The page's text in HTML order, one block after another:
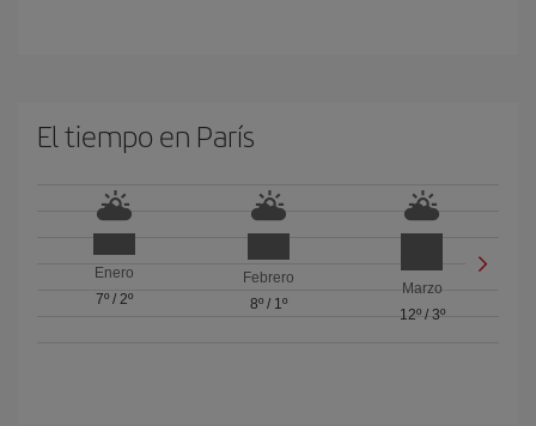
El tiempo en París
Enero
7º/ 2º
Febrero
8º/ 1º
Marzo
12º/ 3º